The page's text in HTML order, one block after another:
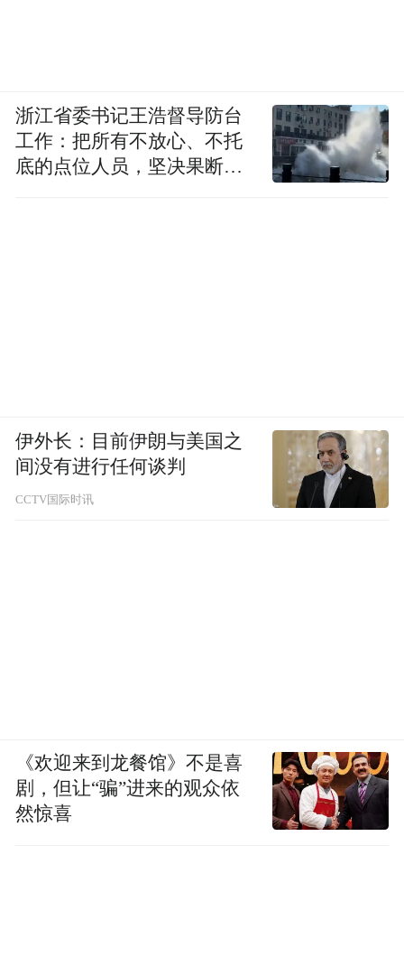
浙江省委书记王浩督导防台
工作：把所有不放心、不托
底的点位人员，坚决果断转
伊外长：目前伊朗与美国之
间没有进行任何谈判
CCTV国际时讯
《欢迎来到龙餐馆》不是喜
剧，但让“骗”进来的观众依
然惊喜